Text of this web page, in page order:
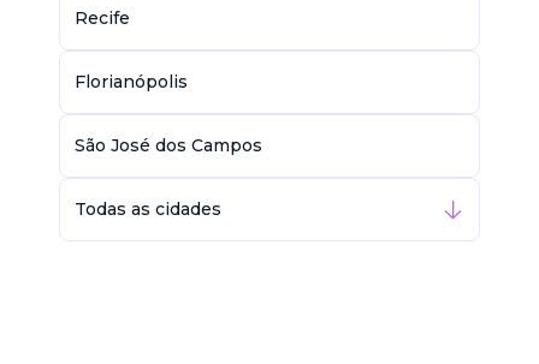
Recife
Florianópolis
São José dos Campos
Todas as cidades